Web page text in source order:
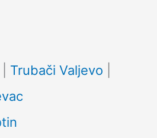
Trubači Valjevo